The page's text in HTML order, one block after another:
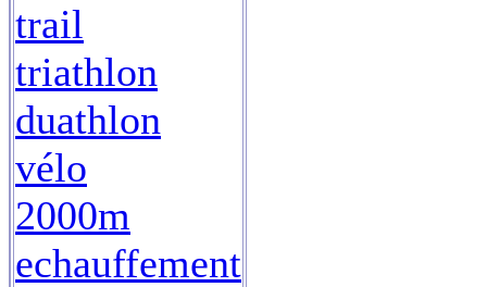
trail
triathlon
duathlon
vélo
2000m
echauffement